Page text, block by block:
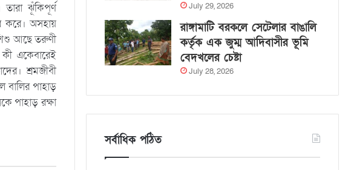
ঝূঁকিপূর্ণ
করে। অসহায়
আছে তরুণী
একেবারেই
শ্রমজীবী
বালির পাহাড়
পাহাড় রক্ষা
July 29, 2026
রাঙ্গামাটি বরকলে সেটেলার বাঙালি
কর্তৃক এক জুম্ম আদিবাসীর ভূমি
বেদখলের চেষ্টা
July 28, 2026
সর্বাধিক পঠিত